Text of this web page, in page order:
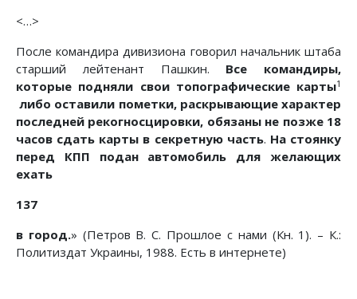
<…>
После командира дивизиона говорил начальник штаба
старший лейтенант Пашкин. Все командиры,
которые подняли свои топографические карты1
либо оставили пометки, раскрывающие характер
последней рекогносцировки, обязаны не позже 18
часов сдать карты в секретную часть. На стоянку
перед КПП подан автомобиль для желающих
ехать
137
в город.» (Петров В. С. Прошлое с нами (Кн. 1). – К.:
Политиздат Украины, 1988. Есть в интернете)